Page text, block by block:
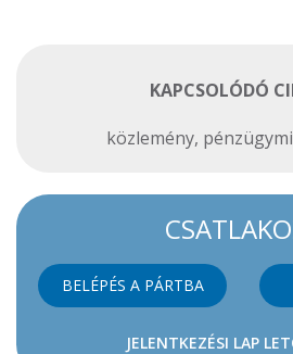
KAPCSOLÓDÓ
közlemény,
BELÉPÉS A PÁRTBA
JELENTKEZÉSI LAP